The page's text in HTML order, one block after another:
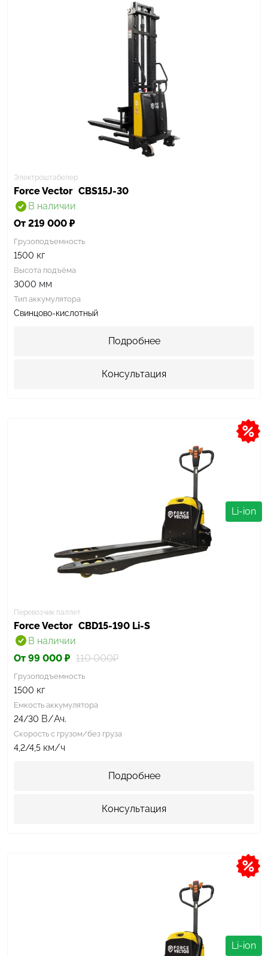
Электроштабелер
Force Vector CBS15J-30
В наличии
От 219 000 ₽
Грузоподъемность
1500 кг
Высота подъёма
3000 мм
Тип аккумулятора
Свинцово-кислотный
Подробнее
Консультация
Li-ion
Перевозчик паллет
Force Vector CBD15-190 Li-S
В наличии
От 99 000 ₽ 110 000₽
Грузоподъемность
1500 кг
Емкость аккумулятора
24/30 В/Ач.
Скорость с грузом/без груза
4,2/4,5 км/ч
Подробнее
Консультация
Li-ion